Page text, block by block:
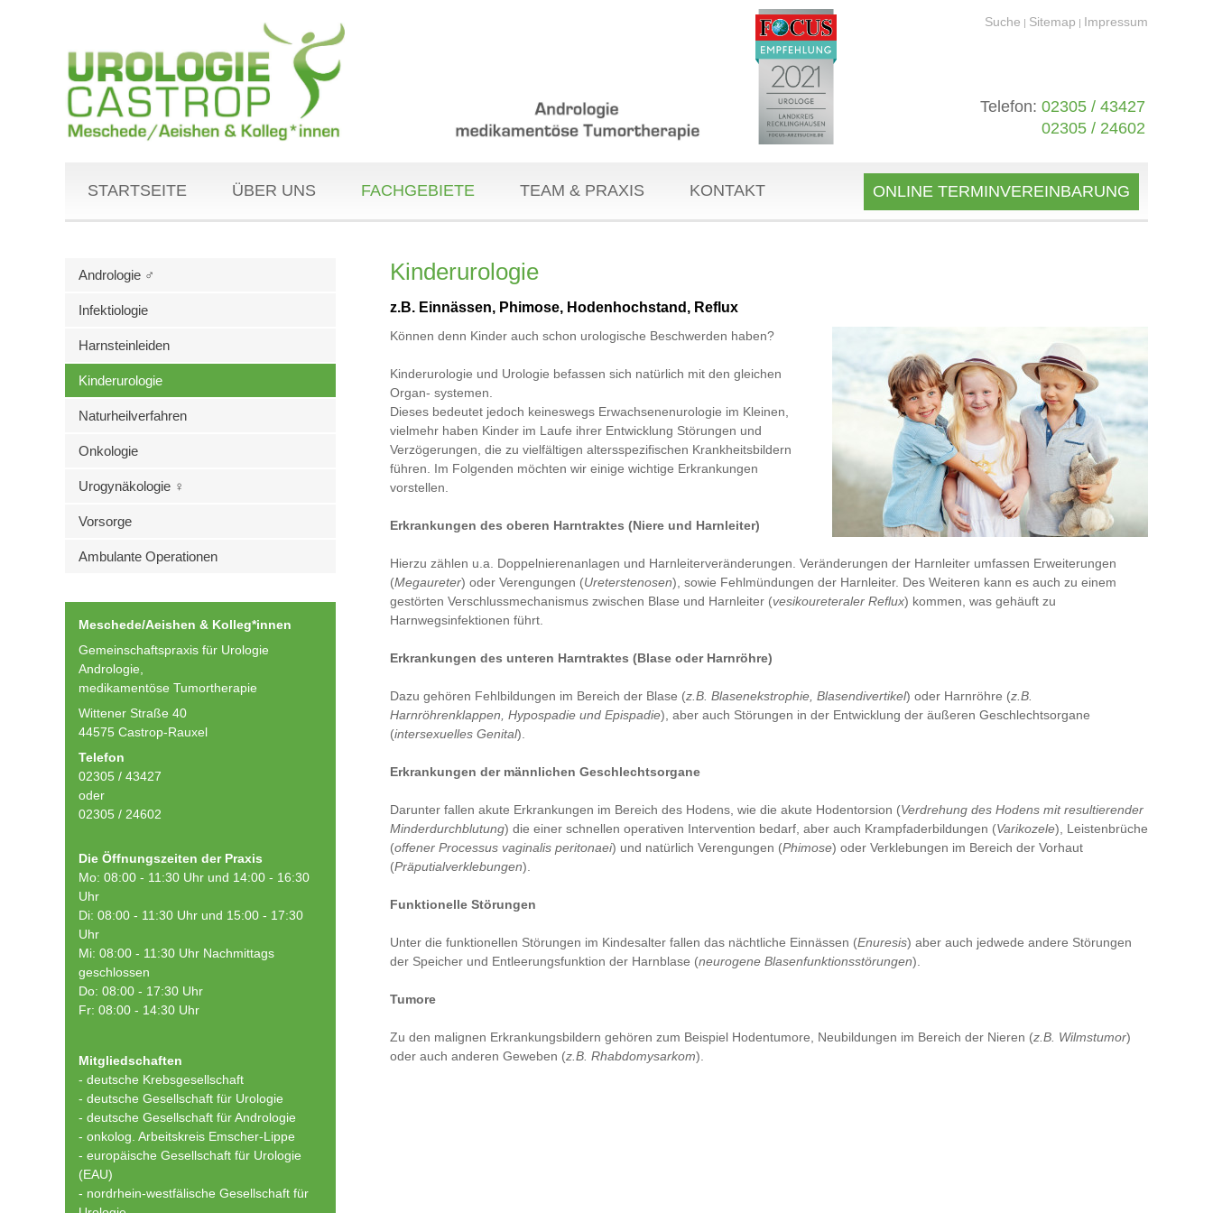
Suche | Sitemap | Impressum
Telefon: 02305 / 43427
02305 / 24602
STARTSEITE ÜBER UNS FACHGEBIETE TEAM & PRAXIS KONTAKT ONLINE TERMINVEREINBARUNG
Andrologie ♂
Infektiologie
Harnsteinleiden
Kinderurologie
Naturheilverfahren
Onkologie
Urogynäkologie ♀
Vorsorge
Ambulante Operationen
Meschede/Aeishen & Kolleg*innen
Gemeinschaftspraxis für Urologie
Andrologie,
medikamentöse Tumortherapie
Wittener Straße 40
44575 Castrop-Rauxel
Telefon
02305 / 43427
oder
02305 / 24602
Die Öffnungszeiten der Praxis
Mo: 08:00 - 11:30 Uhr und 14:00 - 16:30
Uhr
Di: 08:00 - 11:30 Uhr und 15:00 - 17:30
Uhr
Mi: 08:00 - 11:30 Uhr Nachmittags
geschlossen
Do: 08:00 - 17:30 Uhr
Fr: 08:00 - 14:30 Uhr
Mitgliedschaften
- deutsche Krebsgesellschaft
- deutsche Gesellschaft für Urologie
- deutsche Gesellschaft für Andrologie
- onkolog. Arbeitskreis Emscher-Lippe
- europäische Gesellschaft für Urologie
(EAU)
- nordrhein-westfälische Gesellschaft für
Kinderurologie
z.B. Einnässen, Phimose, Hodenhochstand, Reflux
Können denn Kinder auch schon urologische Beschwerden haben?
Kinderurologie und Urologie befassen sich natürlich mit den gleichen
Organ- systemen.
Dieses bedeutet jedoch keineswegs Erwachsenenurologie im Kleinen,
vielmehr haben Kinder im Laufe ihrer Entwicklung Störungen und
Verzögerungen, die zu vielfältigen altersspezifischen Krankheitsbildern
führen. Im Folgenden möchten wir einige wichtige Erkrankungen
vorstellen.
Erkrankungen des oberen Harntraktes (Niere und Harnleiter)
Hierzu zählen u.a. Doppelnierenanlagen und Harnleiterveränderungen. Veränderungen der Harnleiter umfassen Erweiterungen
(Megaureter) oder Verengungen (Ureterstenosen), sowie Fehlmündungen der Harnleiter. Des Weiteren kann es auch zu einem
gestörten Verschlussmechanismus zwischen Blase und Harnleiter (vesikoureteraler Reflux) kommen, was gehäuft zu
Harnwegsinfektionen führt.
Erkrankungen des unteren Harntraktes (Blase oder Harnröhre)
Dazu gehören Fehlbildungen im Bereich der Blase (z.B. Blasenekstrophie, Blasendivertikel) oder Harnröhre (z.B.
Harnröhrenklappen, Hypospadie und Epispadie), aber auch Störungen in der Entwicklung der äußeren Geschlechtsorgane
(intersexuelles Genital).
Erkrankungen der männlichen Geschlechtsorgane
Darunter fallen akute Erkrankungen im Bereich des Hodens, wie die akute Hodentorsion (Verdrehung des Hodens mit resultierender
Minderdurchblutung) die einer schnellen operativen Intervention bedarf, aber auch Krampfaderbildungen (Varikozele), Leistenbrüche
(offener Processus vaginalis peritonaei) und natürlich Verengungen (Phimose) oder Verklebungen im Bereich der Vorhaut
(Präputialverklebungen).
Funktionelle Störungen
Unter die funktionellen Störungen im Kindesalter fallen das nächtliche Einnässen (Enuresis) aber auch jedwede andere Störungen
der Speicher und Entleerungsfunktion der Harnblase (neurogene Blasenfunktionsstörungen).
Tumore
Zu den malignen Erkrankungsbildern gehören zum Beispiel Hodentumore, Neubildungen im Bereich der Nieren (z.B. Wilmstumor)
oder auch anderen Geweben (z.B. Rhabdomysarkom).